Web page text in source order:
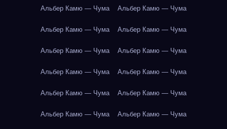
Альбер Камю — Чума Альбер Камю — Чума
Альбер Камю — Чума Альбер Камю — Чума
Альбер Камю — Чума Альбер Камю — Чума
Альбер Камю — Чума Альбер Камю — Чума
Альбер Камю — Чума Альбер Камю — Чума
Альбер Камю — Чума Альбер Камю — Чума